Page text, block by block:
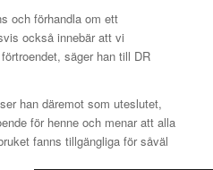
och förhandla om ett
också innebär att vi
säger han till DR
han däremot som uteslutet,
för henne och menar att alla
fanns tillgängliga för såväl